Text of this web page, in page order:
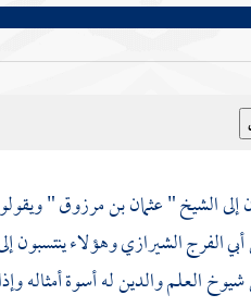
الشيخ "عثمان بن مرزوق"
الفرج الشيرازيوهؤلاء ينتسبون
العلم والدين له أسوة أمثاله